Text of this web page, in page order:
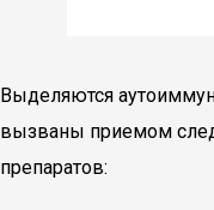
Выделяются
вызваны приемом
препаратов: